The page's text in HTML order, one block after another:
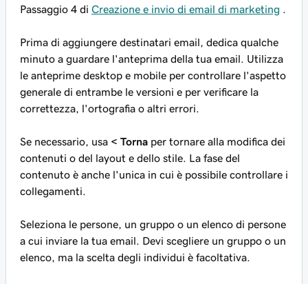
Passaggio 4 di Creazione e invio di email di marketing
Prima di aggiungere destinatari email, dedica qualche
minuto a guardare l'anteprima della tua email. Utilizza
le anteprime desktop e mobile per controllare l'aspetto
generale di entrambe le versioni e per verificare la
correttezza, l'ortografia o altri errori.
Se necessario, usa < Torna per tornare alla modifica dei
contenuti o del layout e dello stile. La fase del
contenuto è anche l'unica in cui è possibile controllare i
collegamenti.
Seleziona le persone, un gruppo o un elenco di persone
a cui inviare la tua email. Devi scegliere un gruppo o un
elenco, ma la scelta degli individui è facoltativa.